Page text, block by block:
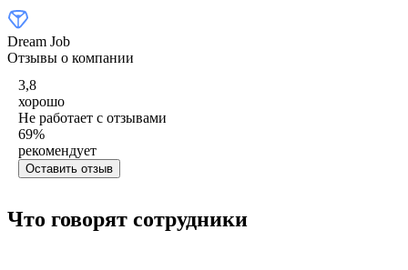
Dream Job
Отзывы о компании
3,8
хорошо
Не работает с отзывами
69%
рекомендует
Оставить отзыв
Что говорят сотрудники